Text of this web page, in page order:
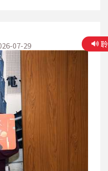
樣的思考：當我們生命
那些曾經看似壯烈的衝
邊人的平凡日常，因為
己的一種方式。
Legacy 高雄場：10 月 3
詳細資訊：請關注
新售票公告 ⇝收聽
給我｜
內克粉專｜
HereComesDJSnake
07-29